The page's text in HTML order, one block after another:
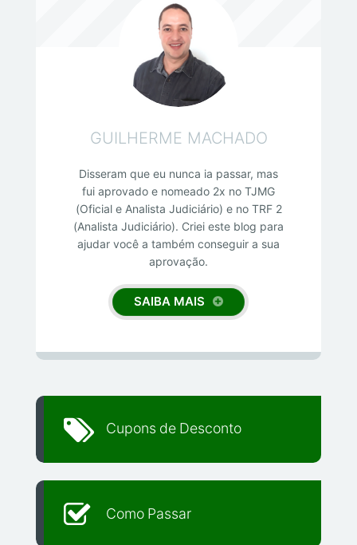
GUILHERME MACHADO
Disseram que eu nunca ia passar, mas
fui aprovado e nomeado 2x no TJMG
(Oficial e Analista Judiciário) e no TRF 2
(Analista Judiciário). Criei este blog para
ajudar você a também conseguir a sua
aprovação.
SAIBA MAIS
Cupons de Desconto
Como Passar